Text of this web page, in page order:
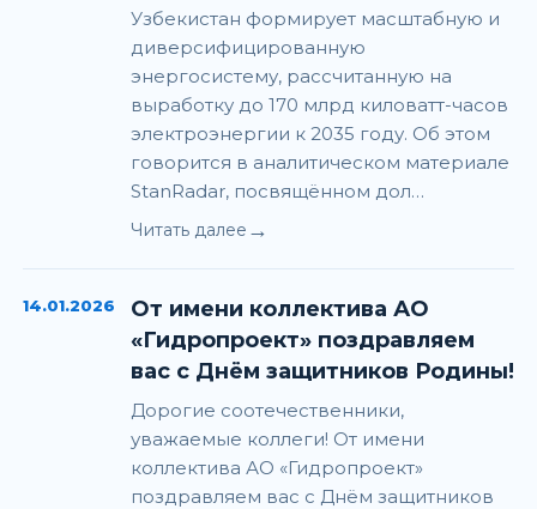
Узбекистан формирует масштабную и
диверсифицированную
энергосистему, рассчитанную на
выработку до 170 млрд киловатт-часов
электроэнергии к 2035 году. Об этом
говорится в аналитическом материале
StanRadar, посвящённом дол…
Читать далее →
14.01.2026
От имени коллектива АО
«Гидропроект» поздравляем
вас с Днём защитников Родины!
Дорогие соотечественники,
уважаемые коллеги! От имени
коллектива АО «Гидропроект»
поздравляем вас с Днём защитников